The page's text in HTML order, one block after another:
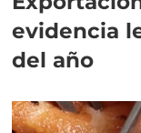
evidencia
del año